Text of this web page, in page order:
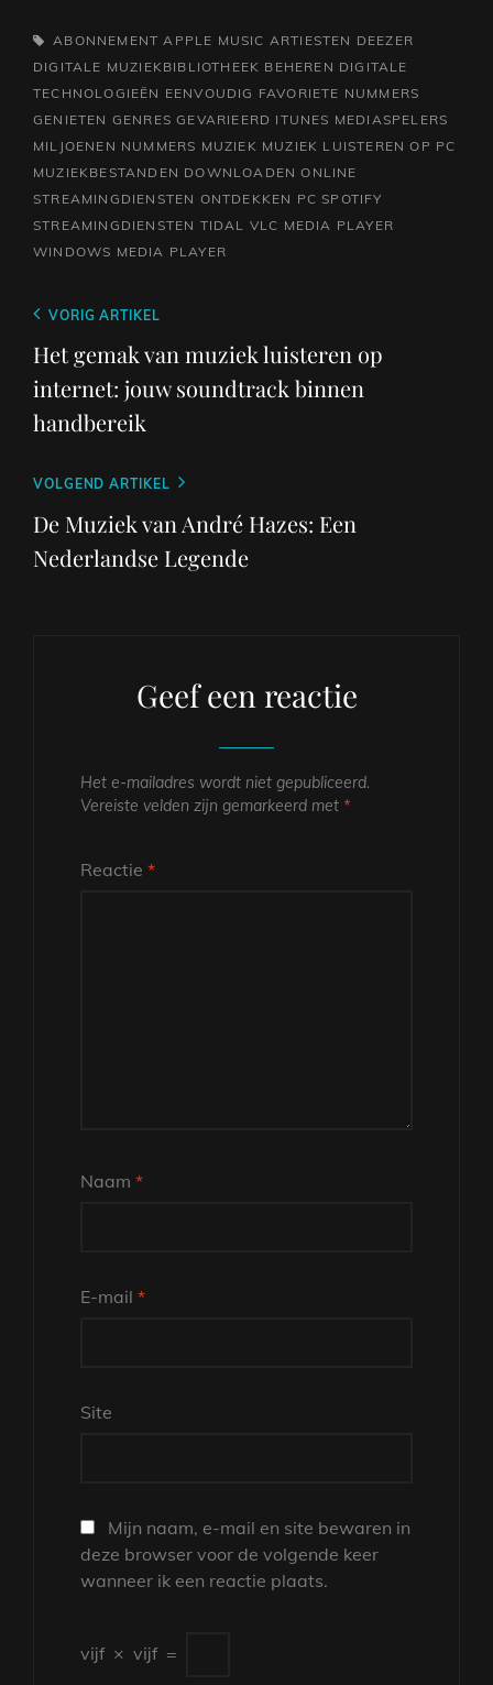
TAGS,ABONNEMENT APPLE MUSIC ARTIESTEN DEEZER
DIGITALE MUZIEKBIBLIOTHEEK BEHEREN DIGITALE
TECHNOLOGIEËN EENVOUDIG FAVORIETE NUMMERS
GENIETEN GENRES GEVARIEERD ITUNES MEDIASPELERS
MILJOENEN NUMMERS MUZIEK MUZIEK LUISTEREN OP PC
MUZIEKBESTANDEN DOWNLOADEN ONLINE
STREAMINGDIENSTEN ONTDEKKEN PC SPOTIFY
STREAMINGDIENSTEN TIDAL
VLC MEDIA PLAYER
WINDOWS MEDIA PLAYER
Berichtnavigatie
Vorig
bericht
VORIG ARTIKEL
Het gemak van muziek luisteren op
internet: jouw soundtrack binnen
handbereik
Volgend
bericht
VOLGEND ARTIKEL
De Muziek van André Hazes: Een
Nederlandse Legende
Geef een reactie
Het e-mailadres wordt niet gepubliceerd.
Vereiste velden zijn gemarkeerd met *
Reactie *
Naam *
E-mail *
Site
Mijn naam, e-mail en site bewaren in
deze browser voor de volgende keer
wanneer ik een reactie plaats.
vijf × vijf =